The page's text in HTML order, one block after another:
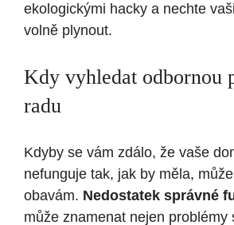
ekologickými hacky a nechte
volně plynout.
Kdy vyhledat odbornou
radu
Kdyby se vám zdálo, že vaše
nefunguje tak, jak by měla,
obavám. Nedostatek správné
může znamenat nejen problémy